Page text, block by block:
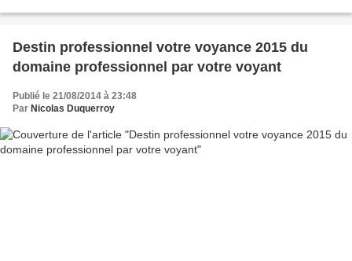
Destin professionnel votre voyance 2015 du
domaine professionnel par votre voyant
Publié le 21/08/2014 à 23:48
Par Nicolas Duquerroy